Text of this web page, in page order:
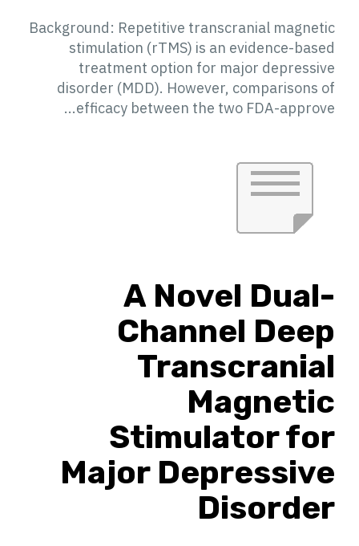
Background: Repetitive transcranial magnetic
stimulation (rTMS) is an evidence-based
treatment option for major depressive
disorder (MDD). However, comparisons of
efficacy between the two FDA-approve...
A Novel Dual-
Channel Deep
Transcranial
Magnetic
Stimulator for
Major Depressive
Disorder